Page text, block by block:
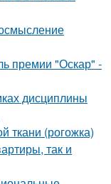
премии "Оскар" -
дисциплины
ткани (рогожка)
так и